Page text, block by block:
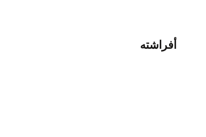
أفراشته